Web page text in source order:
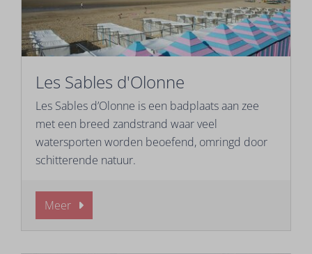
Les Sables d'Olonne
Les Sables d’Olonne is een badplaats aan zee
met een breed zandstrand waar veel
watersporten worden beoefend, omringd door
schitterende natuur.
Meer